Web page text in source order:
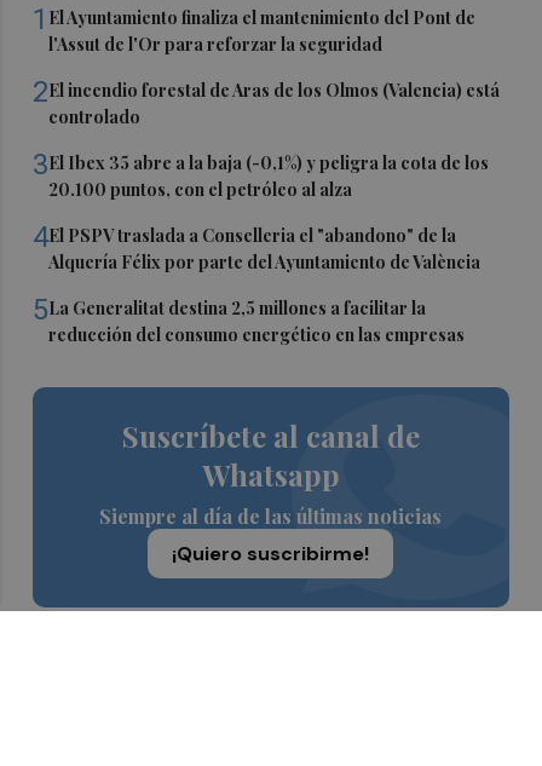
1 El Ayuntamiento finaliza el mantenimiento del Pont de
l'Assut de l'Or para reforzar la seguridad
2El incendio forestal de Aras de los Olmos (Valencia) está
controlado
3El Ibex 35 abre a la baja (-0,1%) y peligra la cota de los
20.100 puntos, con el petróleo al alza
4El PSPV traslada a Conselleria el "abandono" de la
Alquería Félix por parte del Ayuntamiento de València
5La Generalitat destina 2,5 millones a facilitar la
reducción del consumo energético en las empresas
Suscríbete al canal de
Whatsapp
Siempre al día de las últimas noticias
¡Quiero suscribirme!